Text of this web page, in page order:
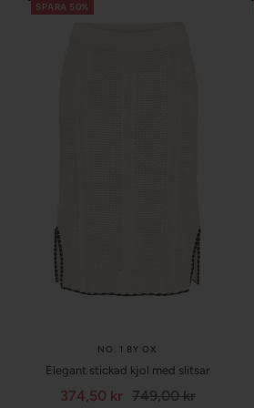
SPARA 50%
NO. 1 BY OX
Elegant stickad kjol med slitsar
Försäljningspris
374,50 kr Normalpris
749,00 kr